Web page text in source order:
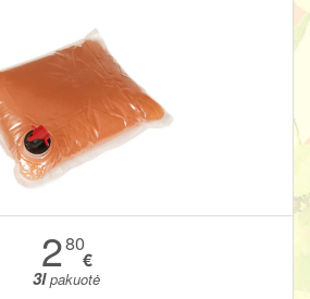
280
€
3lpakuotė